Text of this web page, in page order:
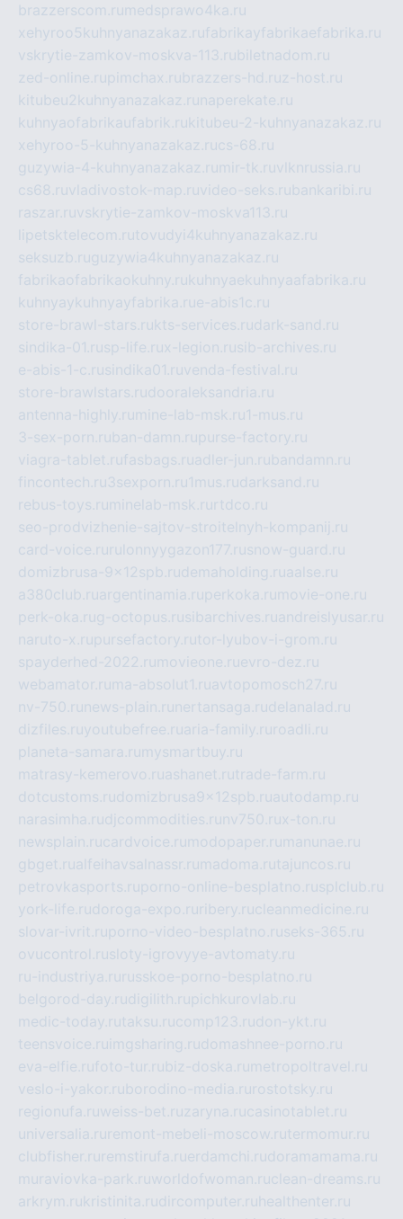
brazzerscom.ru medsprawo4ka.ru
xehyroo5kuhnyanazakaz.rufabrikayfabrikaefabrika.ru
vskrytie-zamkov-moskva-113.rubiletnadom.ru
zed-online.rupimchax.rubrazzers-hd.ruz-host.ru
kitubeu2kuhnyanazakaz.ru naperekate.ru
kuhnyaofabrikaufabrik.rukitubeu-2-kuhnyanazakaz.ru
xehyroo-5-kuhnyanazakaz.rucs-68.ru
guzywia-4-kuhnyanazakaz.ru mir-tk.ruvlknrussia.ru
cs68.ruvladivostok-map.ruvideo-seks.rubankaribi.ru
raszar.ruvskrytie-zamkov-moskva113.ru
lipetsktelecom.rutovudyi4kuhnyanazakaz.ru
seksuzb.ruguzywia4kuhnyanazakaz.ru
fabrikaofabrikaokuhny.rukuhnyaekuhnyaafabrika.ru
kuhnyaykuhnyayfabrika.rue-abis1c.ru
store-brawl-stars.rukts-services.rudark-sand.ru
sindika-01.rusp-life.rux-legion.rusib-archives.ru
e-abis-1-c.rusindika01.ruvenda-festival.ru
store-brawlstars.rudooraleksandria.ru
antenna-highly.ru mine-lab-msk.ru1-mus.ru
3-sex-porn.ruban-damn.rupurse-factory.ru
viagra-tablet.rufasbags.ruadler-jun.rubandamn.ru
fincontech.ru3sexporn.ru1mus.rudarksand.ru
rebus-toys.ru minelab-msk.ru rtdco.ru
seo-prodvizhenie-sajtov-stroitelnyh-kompanij.ru
card-voice.ru rulonnyygazon177.rusnow-guard.ru
domizbrusa-9x12spb.rudemaholding.ruaalse.ru
a380club.ruargentinamia.ruperkoka.ru movie-one.ru
perk-oka.rug-octopus.rusibarchives.ruandreislyusar.ru
naruto-x.rupursefactory.rutor-lyubov-i-grom.ru
spayderhed-2022.ru movieone.ruevro-dez.ru
webamator.ru ma-absolut1.ruavtopomosch27.ru
nv-750.ru news-plain.ru nertansaga.rudelanalad.ru
dizfiles.ruyoutubefree.ruaria-family.ru roadli.ru
planeta-samara.ru mysmartbuy.ru
matrasy-kemerovo.ruashanet.rutrade-farm.ru
dotcustoms.rudomizbrusa9x12spb.ruautodamp.ru
narasimha.rudjcommodities.ru nv750.rux-ton.ru
newsplain.rucardvoice.ru modopaper.ru manunae.ru
gbget.rualfeihavsalnassr.ru madoma.rutajuncos.ru
petrovkasports.ruporno-online-besplatno.rusplclub.ru
york-life.rudoroga-expo.ru ribery.rucleanmedicine.ru
slovar-ivrit.ruporno-video-besplatno.ruseks-365.ru
ovucontrol.rusloty-igrovyye-avtomaty.ru
ru-industriya.ru russkoe-porno-besplatno.ru
belgorod-day.rudigilith.rupichkurovlab.ru
medic-today.rutaksu.rucomp123.rudon-ykt.ru
teensvoice.ru imgsharing.rudomashnee-porno.ru
eva-elfie.rufoto-tur.rubiz-doska.ru metropoltravel.ru
veslo-i-yakor.ruborodino-media.ru rostotsky.ru
regionufa.ruweiss-bet.ruzaryna.rucasinotablet.ru
universalia.ru remont-mebeli-moscow.rutermomur.ru
clubfisher.ru remstirufa.ruerdamchi.rudoramamama.ru
muraviovka-park.ruworldofwoman.ruclean-dreams.ru
arkrym.rukristinita.rudircomputer.ru healthenter.ru